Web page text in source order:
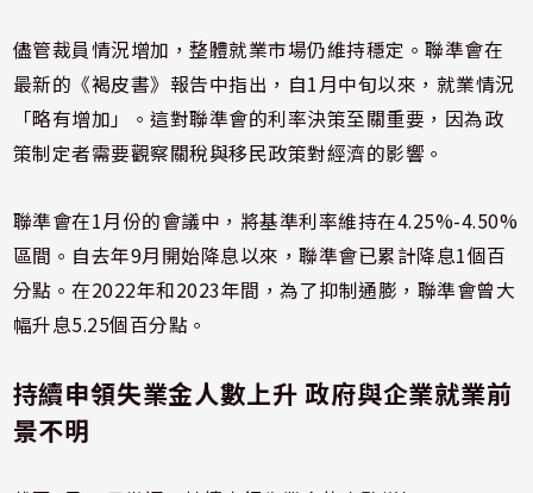
儘管裁員情況增加，整體就業市場仍維持穩定。聯準會在
最新的《褐皮書》報告中指出，自1月中旬以來，就業情況
「略有增加」。這對聯準會的利率決策至關重要，因為政
策制定者需要觀察關稅與移民政策對經濟的影響。
聯準會在1月份的會議中，將基準利率維持在4.25%-4.50%
區間。自去年9月開始降息以來，聯準會已累計降息1個百
分點。在2022年和2023年間，為了抑制通膨，聯準會曾大
幅升息5.25個百分點。
持續申領失業金人數上升 政府與企業就業前
景不明